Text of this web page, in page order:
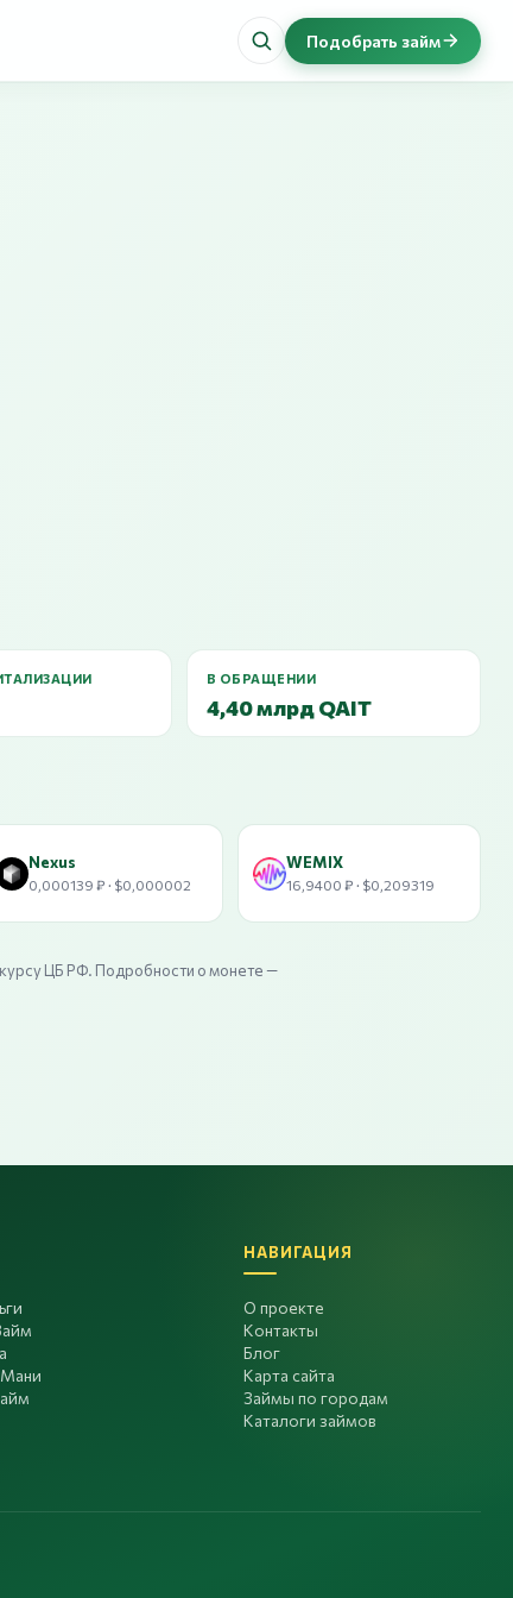
Подобрать займ
В ОБРАЩЕНИИ
4,40 млрд QAIT
Nexus
0,000139 ₽ · $0,000002
WEMIX
16,9400 ₽ · $0,209319
ЦБ РФ. Подробности о монете —
НАВИГАЦИЯ
О проекте
Контакты
Блог
Карта сайта
Займы по городам
Каталоги займов